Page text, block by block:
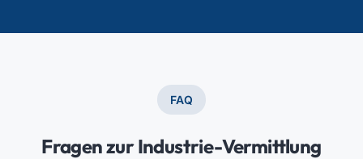
FAQ
Fragen zur Industrie-Vermittlung